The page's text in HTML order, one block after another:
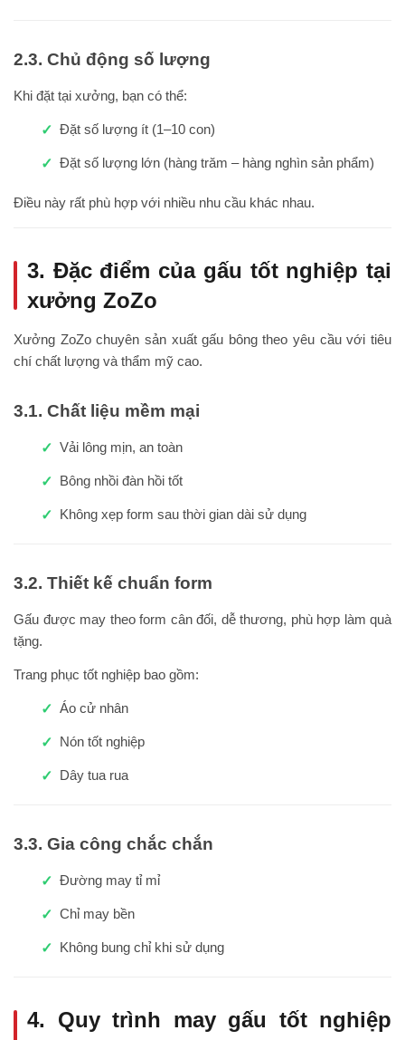
2.3. Chủ động số lượng
Khi đặt tại xưởng, bạn có thể:
Đặt số lượng ít (1–10 con)
Đặt số lượng lớn (hàng trăm – hàng nghìn sản phẩm)
Điều này rất phù hợp với nhiều nhu cầu khác nhau.
3. Đặc điểm của gấu tốt nghiệp tại
xưởng ZoZo
Xưởng ZoZo chuyên sản xuất gấu bông theo yêu cầu với tiêu
chí chất lượng và thẩm mỹ cao.
3.1. Chất liệu mềm mại
Vải lông mịn, an toàn
Bông nhồi đàn hồi tốt
Không xẹp form sau thời gian dài sử dụng
3.2. Thiết kế chuẩn form
Gấu được may theo form cân đối, dễ thương, phù hợp làm quà
tặng.
Trang phục tốt nghiệp bao gồm:
Áo cử nhân
Nón tốt nghiệp
Dây tua rua
3.3. Gia công chắc chắn
Đường may tỉ mỉ
Chỉ may bền
Không bung chỉ khi sử dụng
4. Quy trình may gấu tốt nghiệp